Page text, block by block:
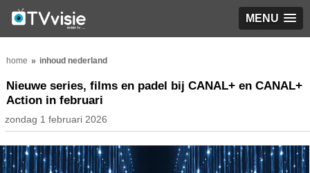
MENU
home inhoud nederland
Nieuwe series, films en padel bij CANAL+ en CANAL+
Action in februari
zondag 1 februari 2026